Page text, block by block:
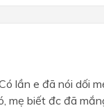
lần e đã nói dối
mẹ biết đc đã